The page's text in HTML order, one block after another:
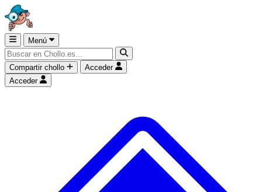
Menú
Compartir chollo
Acceder
Acceder